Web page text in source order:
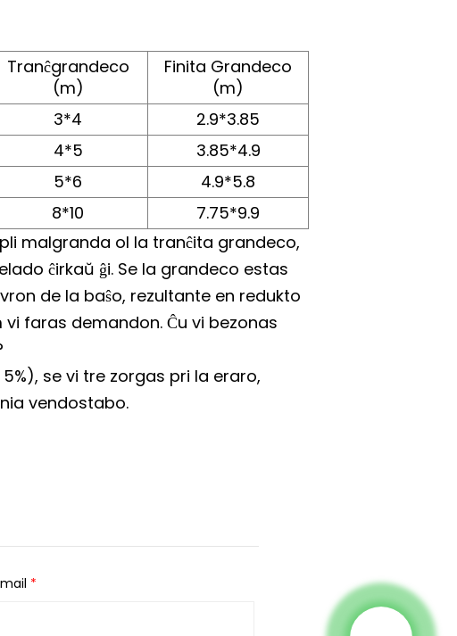
Tranĉgrandeco
(m)
Finita Grandeco
(m)
3*4
2.9*3.85
4*5
3.85*4.9
5*6
4.9*5.8
8*10
7.75*9.9
malgranda ol la tranĉita grandeco,
ĉirkaŭ ĝi. Se la grandeco estas
de la baŝo, rezultante en redukto
faras demandon. Ĉu vi bezonas
se vi tre zorgas pri la eraro,
vendostabo.
*